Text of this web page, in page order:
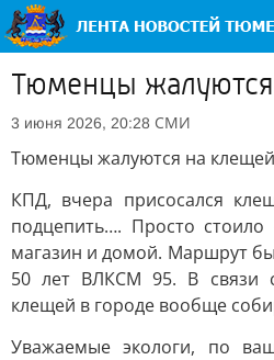
Тюменцы
3 июня 2026, 20:28 СМИ
Тюменцы жалуются на клещей
КПД, вчера присосался
подцепить…. Просто стоило
магазин и домой. Маршрут
50 лет ВЛКСМ 95. В связи
клещей в городе вообще
Уважаемые экологи, по